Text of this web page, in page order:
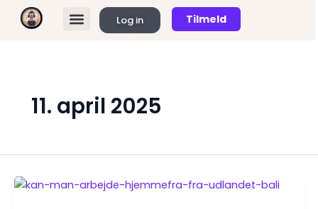
Log in Tilmeld
11. april 2025